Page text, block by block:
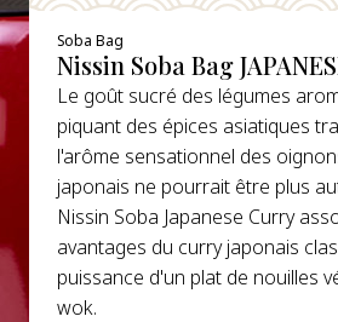
Soba Bag
Nissin Soba Bag
Le goût sucré des légumes
piquant des épices asiatiques
l'arôme sensationnel des
japonais ne pourrait être plus
Nissin Soba Japanese Curry
avantages du curry japonais
puissance d'un plat de nouilles
wok.